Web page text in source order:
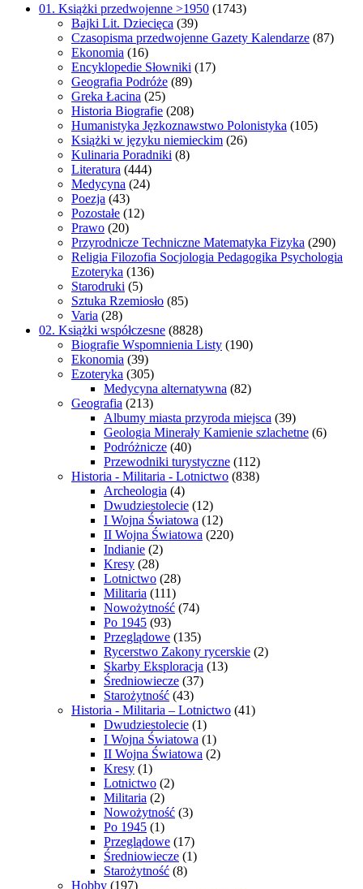
01. Książki przedwojenne >1950 (1743)
Bajki Lit. Dziecięca (39)
Czasopisma przedwojenne Gazety Kalendarze (87)
Ekonomia (16)
Encyklopedie Słowniki (17)
Geografia Podróże (89)
Greka Łacina (25)
Historia Biografie (208)
Humanistyka Jęzkoznawstwo Polonistyka (105)
Książki w języku niemieckim (26)
Kulinaria Poradniki (8)
Literatura (444)
Medycyna (24)
Poezja (43)
Pozostałe (12)
Prawo (20)
Przyrodnicze Techniczne Matematyka Fizyka (290)
Religia Filozofia Socjologia Pedagogika Psychologia
Ezoteryka (136)
Starodruki (5)
Sztuka Rzemiosło (85)
Varia (28)
02. Książki współczesne (8828)
Biografie Wspomnienia Listy (190)
Ekonomia (39)
Ezoteryka (305)
Medycyna alternatywna (82)
Geografia (213)
Albumy miasta przyroda miejsca (39)
Geologia Minerały Kamienie szlachetne (6)
Podróżnicze (40)
Przewodniki turystyczne (112)
Historia - Militaria - Lotnictwo (838)
Archeologia (4)
Dwudziestolecie (12)
I Wojna Światowa (12)
II Wojna Światowa (220)
Indianie (2)
Kresy (28)
Lotnictwo (28)
Militaria (111)
Nowożytność (74)
Po 1945 (93)
Przeglądowe (135)
Rycerstwo Zakony rycerskie (2)
Skarby Eksploracja (13)
Średniowiecze (37)
Starożytność (43)
Historia - Militaria – Lotnictwo (41)
Dwudziestolecie (1)
I Wojna Światowa (1)
II Wojna Światowa (2)
Kresy (1)
Lotnictwo (2)
Militaria (2)
Nowożytność (3)
Po 1945 (1)
Przeglądowe (17)
Średniowiecze (1)
Starożytność (8)
Hobby (197)